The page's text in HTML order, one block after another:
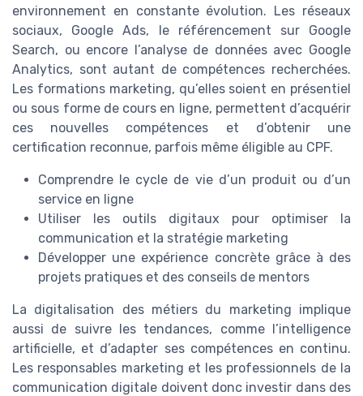
environnement en constante évolution. Les réseaux
sociaux, Google Ads, le référencement sur Google
Search, ou encore l’analyse de données avec Google
Analytics, sont autant de compétences recherchées.
Les formations marketing, qu’elles soient en présentiel
ou sous forme de cours en ligne, permettent d’acquérir
ces nouvelles compétences et d’obtenir une
certification reconnue, parfois même éligible au CPF.
Comprendre le cycle de vie d’un produit ou d’un
service en ligne
Utiliser les outils digitaux pour optimiser la
communication et la stratégie marketing
Développer une expérience concrète grâce à des
projets pratiques et des conseils de mentors
La digitalisation des métiers du marketing implique
aussi de suivre les tendances, comme l’intelligence
artificielle, et d’adapter ses compétences en continu.
Les responsables marketing et les professionnels de la
communication digitale doivent donc investir dans des